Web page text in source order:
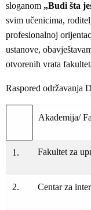
sloganom „Budi šta
svim učenicima,
profesionalnoj
ustanove,
otvorenih vrata
Raspored održavanja
Akademija/
1. Fakultet za
2. Centar za